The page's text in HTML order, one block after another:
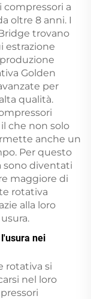
a
oltre 8 anni. I
trovano
estrazione
Golden
per
qualità.
che non solo
anche un
Per questo
sono diventati
maggiore di
rotativa
alla loro
nei
rotativa si
nel loro